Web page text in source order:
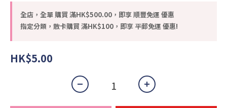
全店，全單 購買 滿HK$500.00，即享 順豐免運 優惠
指定分類，散卡購買 滿HK$100，即享 平郵免運 優惠!
HK$5.00